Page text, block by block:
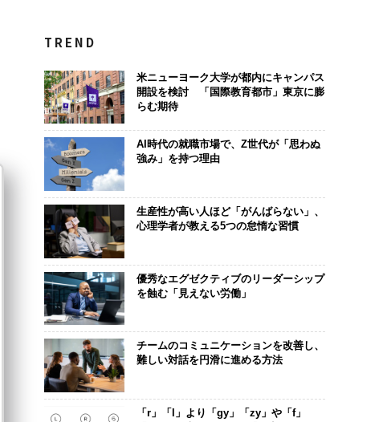
TREND
米ニューヨーク大学が都内にキャンパス
開設を検討 「国際教育都市」東京に膨
らむ期待
AI時代の就職市場で、Z世代が「思わぬ
強み」を持つ理由
生産性が高い人ほど「がんばらない」、
心理学者が教える5つの怠惰な習慣
優秀なエグゼクティブのリーダーシップ
を蝕む「見えない労働」
チームのコミュニケーションを改善し、
難しい対話を円滑に進める方法
「r」「l」より「gy」「zy」や「f」